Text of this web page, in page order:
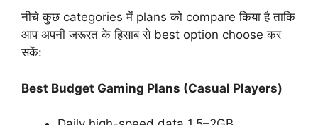
नीचे कुछ categories में plans को compare किया है ताकि
आप अपनी जरूरत के हिसाब से best option choose कर
सकें:
Best Budget Gaming Plans (Casual Players)